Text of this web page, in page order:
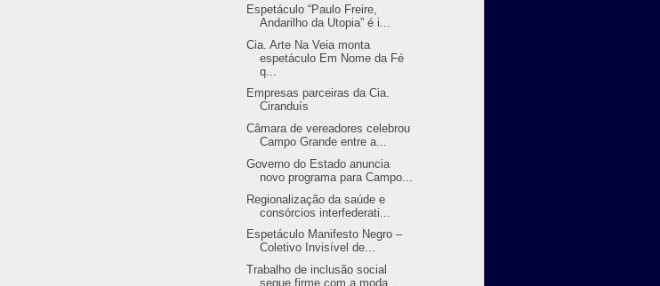
Espetáculo “Paulo Freire,
Andarilho da Utopia” é i...
Cia. Arte Na Veia monta
espetáculo Em Nome da Fé
q...
Empresas parceiras da Cia.
Ciranduís
Câmara de vereadores celebrou
Campo Grande entre a...
Governo do Estado anuncia
novo programa para Campo...
Regionalização da saúde e
consórcios interfederati...
Espetáculo Manifesto Negro –
Coletivo Invisível de...
Trabalho de inclusão social
segue firme com a moda...